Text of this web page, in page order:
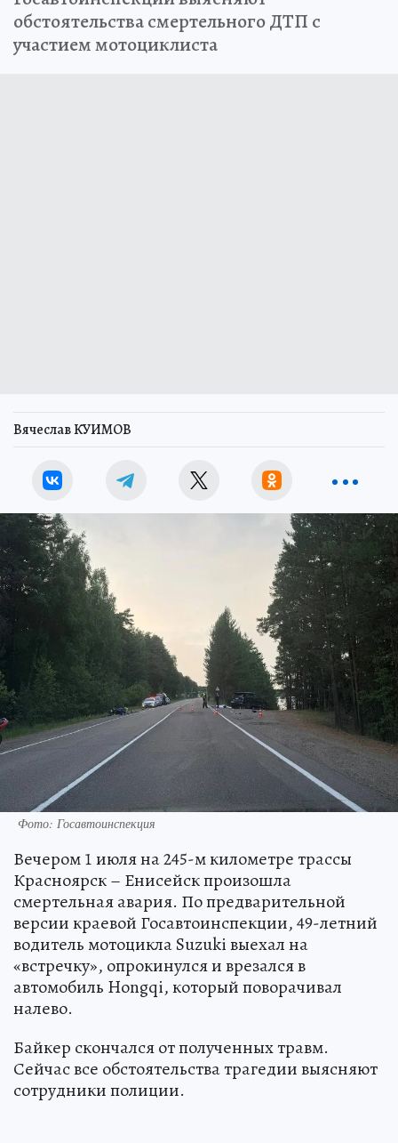
обстоятельства смертельного ДТП с
участием мотоциклиста
Вячеслав КУИМОВ
Фото: Госавтоинспекция
Вечером 1 июля на 245-м километре трассы
Красноярск – Енисейск произошла
смертельная авария. По предварительной
версии краевой Госавтоинспекции, 49-летний
водитель мотоцикла Suzuki выехал на
«встречку», опрокинулся и врезался в
автомобиль Hongqi, который поворачивал
налево.
Байкер скончался от полученных травм.
Сейчас все обстоятельства трагедии выясняют
сотрудники полиции.